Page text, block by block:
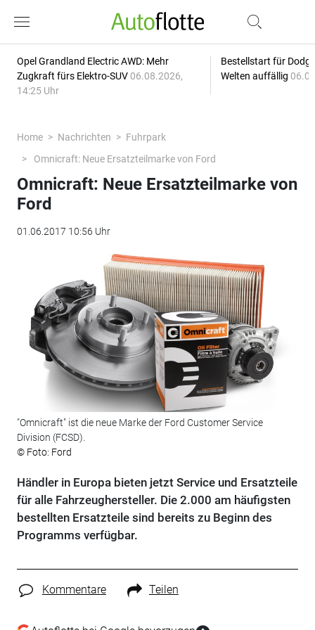
Opel Grandland Electric AWD: Mehr
Zugkraft fürs Elektro-SUV 06.08.2026,
14:25 Uhr
Bestellstart für
Welten auffällig
Home Nachrichten
Fuhrpark
Omnicraft: Neue Ersatzteilmarke von Ford
Omnicraft: Neue Ersatzteilmarke von
Ford
01.06.2017 10:56 Uhr
"Omnicraft" ist die neue Marke der Ford Customer Service
Division (FCSD).
© Foto: Ford
Händler in Europa bieten jetzt Service und Ersatzteile
für alle Fahrzeughersteller. Die 2.000 am häufigsten
bestellten Ersatzteile sind bereits zu Beginn des
Programms verfügbar.
Kommentare Teilen